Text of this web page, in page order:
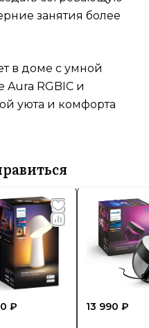
занятия более
в доме с умной
Aura RGBIC и
уюта и комфорта
₽ 13 990 ₽